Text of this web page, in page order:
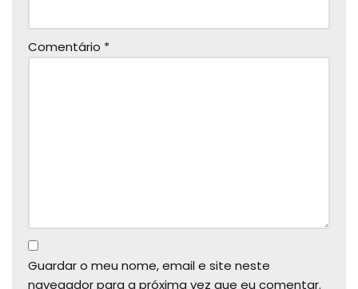
Comentário *
Guardar o meu nome, email e site neste
navegador para a próxima vez que eu comentar.